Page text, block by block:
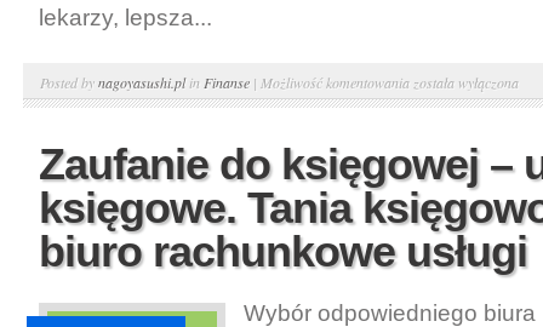
lekarzy, lepsza...
Posted bynagoyasushi.plin Finanse | Możliwość komentowania Ubezpieczenie
prywatne
pracy
–
indywidualne
ubezpieczenie
Prywatne
została wyłączona
Zaufanie do księgowej –
księgowe. Tania
biuro rachunkowe usługi
Wybór odpowiedniego